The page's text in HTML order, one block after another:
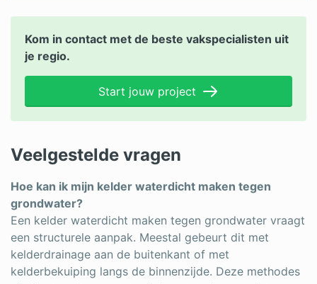
Kom in contact met de beste vakspecialisten uit
je regio.
Start jouw project
Veelgestelde vragen
Hoe kan ik mijn kelder waterdicht maken tegen
grondwater?
Een kelder waterdicht maken tegen grondwater vraagt
een structurele aanpak. Meestal gebeurt dit met
kelderdrainage aan de buitenkant of met
kelderbekuiping langs de binnenzijde. Deze methodes